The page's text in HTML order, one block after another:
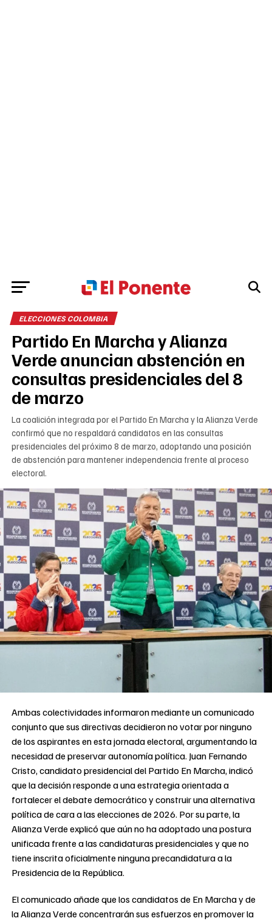
ELECCIONES COLOMBIA
Partido En Marcha y Alianza
Verde anuncian abstención en
consultas presidenciales del 8
de marzo
La coalición integrada por el Partido En Marcha y la Alianza Verde
confirmó que no respaldará candidatos en las consultas
presidenciales del próximo 8 de marzo, adoptando una posición
de abstención para mantener independencia frente al proceso
electoral.
Ambas colectividades informaron mediante un comunicado
conjunto que sus directivas decidieron no votar por ninguno
de los aspirantes en esta jornada electoral, argumentando la
necesidad de preservar autonomía política. Juan Fernando
Cristo, candidato presidencial del Partido En Marcha, indicó
que la decisión responde a una estrategia orientada a
fortalecer el debate democrático y construir una alternativa
política de cara a las elecciones de 2026. Por su parte, la
Alianza Verde explicó que aún no ha adoptado una postura
unificada frente a las candidaturas presidenciales y que no
tiene inscrita oficialmente ninguna precandidatura a la
Presidencia de la República.
El comunicado añade que los candidatos de En Marcha y de
la Alianza Verde concentrarán sus esfuerzos en promover la